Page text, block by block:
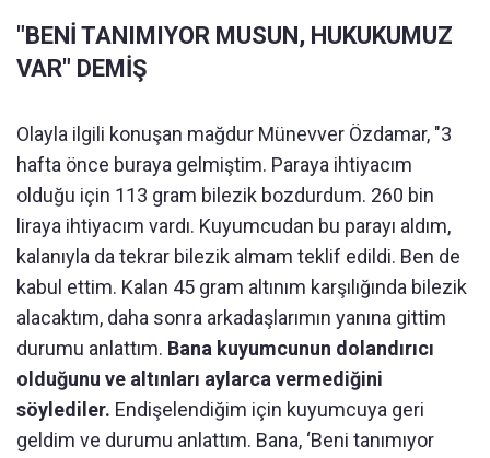
"BENİ TANIMIYOR MUSUN, HUKUKUMUZ
VAR" DEMİŞ
Olayla ilgili konuşan mağdur Münevver Özdamar, "3
hafta önce buraya gelmiştim. Paraya ihtiyacım
olduğu için 113 gram bilezik bozdurdum. 260 bin
liraya ihtiyacım vardı. Kuyumcudan bu parayı aldım,
kalanıyla da tekrar bilezik almam teklif edildi. Ben de
kabul ettim. Kalan 45 gram altınım karşılığında bilezik
alacaktım, daha sonra arkadaşlarımın yanına gittim
durumu anlattım. Bana kuyumcunun dolandırıcı
olduğunu ve altınları aylarca vermediğini
söylediler. Endişelendiğim için kuyumcuya geri
geldim ve durumu anlattım. Bana, ‘Beni tanımıyor